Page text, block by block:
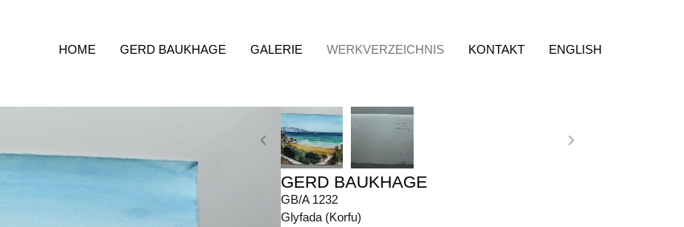
HOME GERD BAUKHAGE GALERIE WERKVERZEICHNIS KONTAKT ENGLISH
GERD BAUKHAGE
GB/A 1232
Glyfada (Korfu)